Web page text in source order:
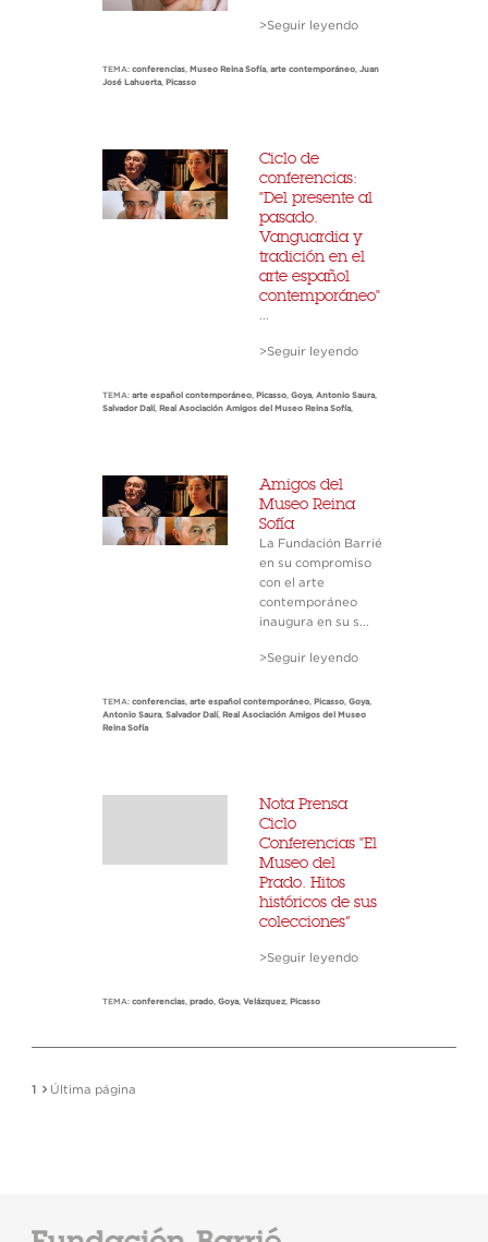
>Seguir leyendo
TEMA: conferencias, Museo Reina Sofía, arte contemporáneo, Juan
José Lahuerta, Picasso
Ciclo de
conferencias:
"Del presente al
pasado.
Vanguardia y
tradición en el
arte español
contemporáneo"
>Seguir leyendo
TEMA: arte español contemporáneo, Picasso, Goya, Antonio Saura,
Salvador Dalí, Real Asociación Amigos del Museo Reina Sofía,
Amigos del
Museo Reina
Sofía
La Fundación Barrié
en su compromiso
con el arte
contemporáneo
inaugura en su s...
>Seguir leyendo
TEMA: conferencias, arte español contemporáneo, Picasso, Goya,
Antonio Saura, Salvador Dalí, Real Asociación Amigos del Museo
Reina Sofía
Nota Prensa
Ciclo
Conferencias "El
Museo del
Prado. Hitos
históricos de sus
colecciones”
>Seguir leyendo
TEMA: conferencias, prado, Goya, Velázquez, Picasso
1 Última página